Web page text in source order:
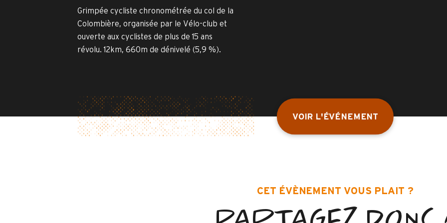
Grimpée cycliste chronométrée du col de la
Colombière, organisée par le Vélo-club et
ouverte aux cyclistes de plus de 15 ans
révolu. 12km, 660m de dénivelé (5,9 %).
VOIR L'ÉVÉNEMENT
CET ÉVÈNEMENT VOUS PLAIT ?